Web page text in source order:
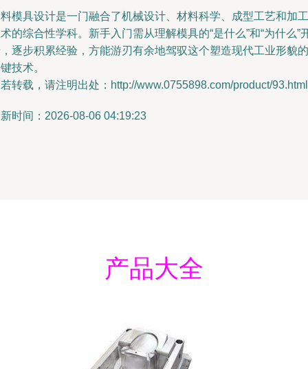
模具设计是一门融合了机械设计、材料科学、成型工艺和加工
的综合性学科。新手入门需从理解模具的“是什么”和“为什么”
逐步积累经验，方能游刃有余地驾驭这个塑造现代工业形貌的
技术。
转载，请注明出处：http://www.0755898.com/product/93.html
时间：2026-08-06 04:19:23
产品大全